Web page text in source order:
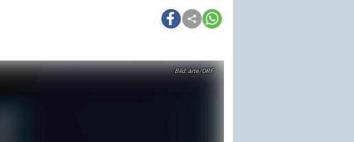
arte/ORF